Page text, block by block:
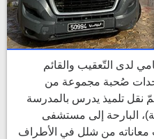
لدى التّعقيب والقائم
صُحبة مجموعة من
نقل تلميذ يدرس بالمدرسة
نهج الواحة البلد (11 سنة)، البارحة إلى مستشفى
معاناته من شلل في الأطراف